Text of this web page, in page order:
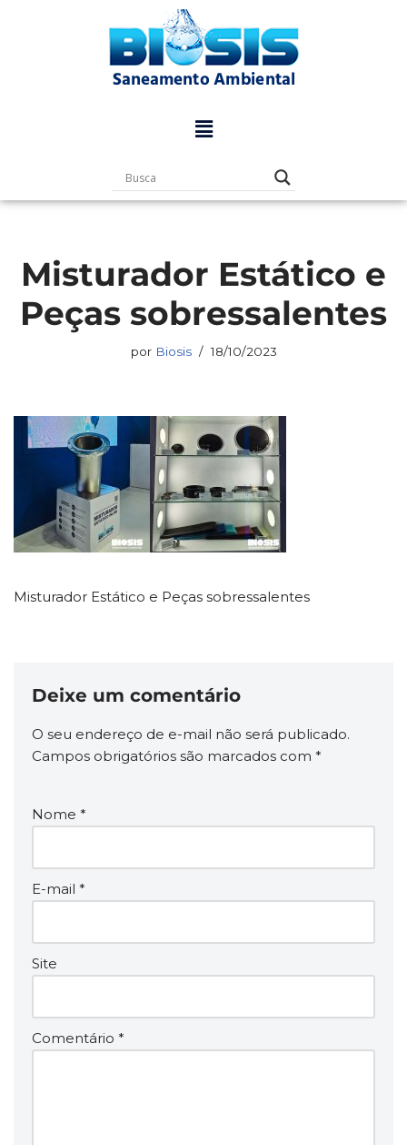
Misturador Estático e
Peças sobressalentes
por Biosis 18/10/2023
Misturador Estático e Peças sobressalentes
Deixe um comentário
O seu endereço de e-mail não será publicado.
Campos obrigatórios são marcados com *
Nome *
E-mail *
Site
Comentário *